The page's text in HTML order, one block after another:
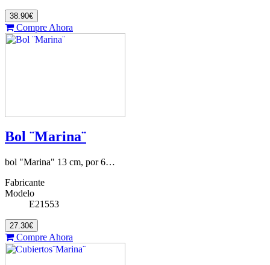
38.90€
Compre Ahora
Bol ¨Marina¨
bol "Marina" 13 cm, por 6…
Fabricante
Modelo
E21553
27.30€
Compre Ahora